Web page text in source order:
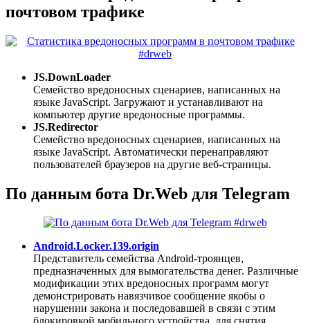
почтовом трафике
JS.DownLoader
Семейство вредоносных сценариев, написанных на
языке JavaScript. Загружают и устанавливают на
компьютер другие вредоносные программы.
JS.Redirector
Семейство вредоносных сценариев, написанных на
языке JavaScript. Автоматически перенаправляют
пользователей браузеров на другие веб-страницы.
По данным бота Dr.Web для Telegram
Android.Locker.139.origin
Представитель семейства Android-троянцев,
предназначенных для вымогательства денег. Различные
модификации этих вредоносных программ могут
демонстрировать навязчивое сообщение якобы о
нарушении закона и последовавшей в связи с этим